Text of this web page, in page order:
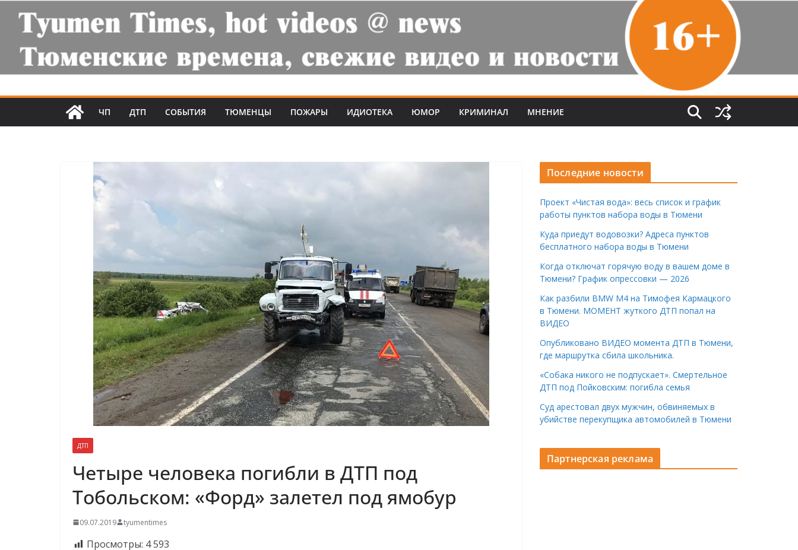
ЧП ДТП СОБЫТИЯ ТЮМЕНЦЫ ПОЖАРЫ ИДИОТЕКА ЮМОР КРИМИНАЛ МНЕНИЕ
ДТП
Четыре человека погибли в ДТП под
Тобольском: «Форд» залетел под ямобур
09.07.2019 tyumentimes
Просмотры: 4 593
Последние новости
Проект «Чистая вода»: весь список и график
работы пунктов набора воды в Тюмени
Куда приедут водовозки? Адреса пунктов
бесплатного набора воды в Тюмени
Когда отключат горячую воду в вашем доме в
Тюмени? График опрессовки — 2026
Как разбили BMW M4 на Тимофея Кармацкого
в Тюмени. МОМЕНТ жуткого ДТП попал на
ВИДЕО
Опубликовано ВИДЕО момента ДТП в Тюмени,
где маршрутка сбила школьника.
«Собака никого не подпускает». Смертельное
ДТП под Пойковским: погибла семья
Суд арестовал двух мужчин, обвиняемых в
убийстве перекупщика автомобилей в Тюмени
Партнерская реклама